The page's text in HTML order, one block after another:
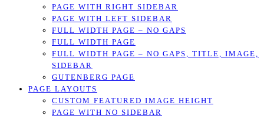
PAGE WITH RIGHT SIDEBAR
PAGE WITH LEFT SIDEBAR
FULL WIDTH PAGE – NO GAPS
FULL WIDTH PAGE
FULL WIDTH PAGE – NO GAPS, TITLE, IMAGE,
SIDEBAR
GUTENBERG PAGE
PAGE LAYOUTS
CUSTOM FEATURED IMAGE HEIGHT
PAGE WITH NO SIDEBAR